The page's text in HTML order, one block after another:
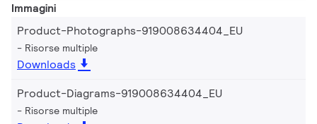
Immagini
Product-Photographs-919008634404_EU
Risorse multiple
Downloads
Product-Diagrams-919008634404_EU
Risorse multiple